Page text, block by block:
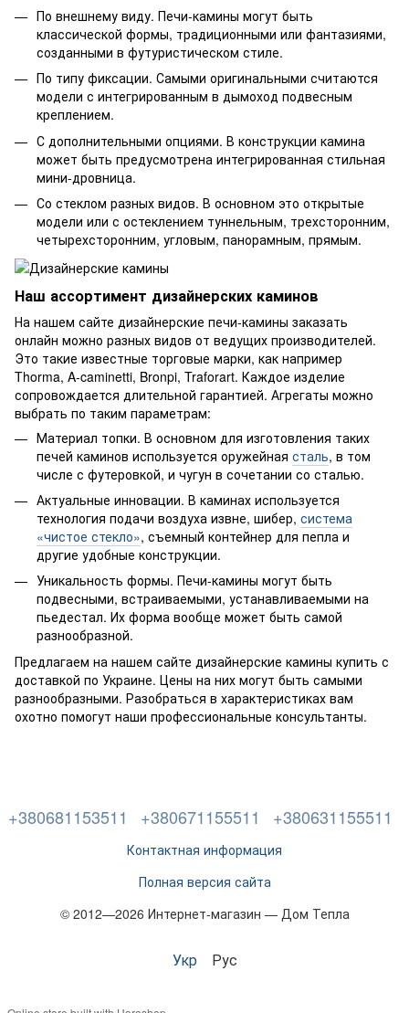
По внешнему виду. Печи-камины могут быть
классической формы, традиционными или фантазиями,
созданными в футуристическом стиле.
По типу фиксации. Самыми оригинальными считаются
модели с интегрированным в дымоход подвесным
креплением.
С дополнительными опциями. В конструкции камина
может быть предусмотрена интегрированная стильная
мини-дровница.
Со стеклом разных видов. В основном это открытые
модели или с остеклением туннельным, трехсторонним,
четырехсторонним, угловым, панорамным, прямым.
Наш ассортимент дизайнерских каминов
На нашем сайте дизайнерские печи-камины заказать
онлайн можно разных видов от ведущих производителей.
Это такие известные торговые марки, как например
Thorma, A-caminetti, Bronpi, Traforart. Каждое изделие
сопровождается длительной гарантией. Агрегаты можно
выбрать по таким параметрам:
Материал топки. В основном для изготовления таких
печей каминов используется оружейная сталь, в том
числе с футеровкой, и чугун в сочетании со сталью.
Актуальные инновации. В каминах используется
технология подачи воздуха извне, шибер, система
«чистое стекло», съемный контейнер для пепла и
другие удобные конструкции.
Уникальность формы. Печи-камины могут быть
подвесными, встраиваемыми, устанавливаемыми на
пьедестал. Их форма вообще может быть самой
разнообразной.
Предлагаем на нашем сайте дизайнерские камины купить с
доставкой по Украине. Цены на них могут быть самыми
разнообразными. Разобраться в характеристиках вам
охотно помогут наши профессиональные консультанты.
+380681153511 +380671155511 +380631155511
Контактная информация
Полная версия сайта
© 2012—2026 Интернет-магазин — Дом Тепла
Укр Рус